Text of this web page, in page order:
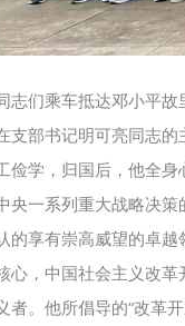
志们乘车抵达邓小平
支部书记明可亮同志
俭学，归国后，他全
央一系列重大战略决
的享有崇高威望的卓
心，中国社会主义改
。他所倡导的“改革